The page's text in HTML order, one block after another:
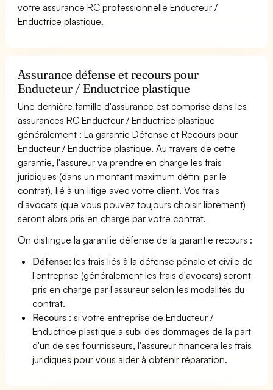
votre assurance RC professionnelle Enducteur /
Enductrice plastique.
Assurance défense et recours pour
Enducteur / Enductrice plastique
Une dernière famille d'assurance est comprise dans les
assurances RC Enducteur / Enductrice plastique
généralement : La garantie Défense et Recours pour
Enducteur / Enductrice plastique. Au travers de cette
garantie, l'assureur va prendre en charge les frais
juridiques (dans un montant maximum défini par le
contrat), lié à un litige avec votre client. Vos frais
d'avocats (que vous pouvez toujours choisir librement)
seront alors pris en charge par votre contrat.
On distingue la garantie défense de la garantie recours :
Défense: les frais liés à la défense pénale et civile de
l'entreprise (généralement les frais d'avocats) seront
pris en charge par l'assureur selon les modalités du
contrat.
Recours : si votre entreprise de Enducteur /
Enductrice plastique a subi des dommages de la part
d'un de ses fournisseurs, l'assureur financera les frais
juridiques pour vous aider à obtenir réparation.